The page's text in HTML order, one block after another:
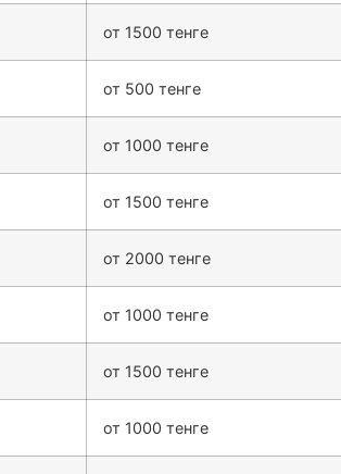
от 1500 тенге
от 500 тенге
от 1000 тенге
от 1500 тенге
от 2000 тенге
от 1000 тенге
от 1500 тенге
от 1000 тенге